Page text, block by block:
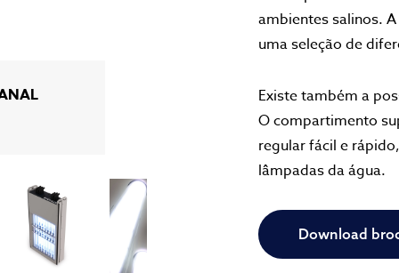
ambientes salinos.
uma seleção de
Existe também a
O compartimento
regular fácil e
lâmpadas da água.
Download